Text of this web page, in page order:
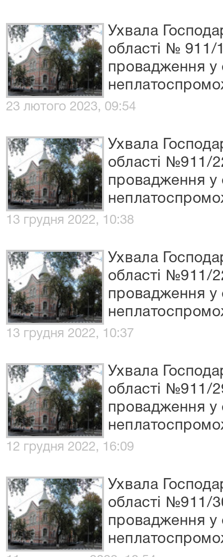
Ухвала
області № 911/
провадження у
23 лютого 2023, 09:54
Ухвала
області №911/
провадження у
13 грудня 2022, 10:38
Ухвала
області №911/
провадження у
13 грудня 2022, 10:37
Ухвала
області №911/
провадження у
12 грудня 2022, 16:09
Ухвала
області №911/
провадження у